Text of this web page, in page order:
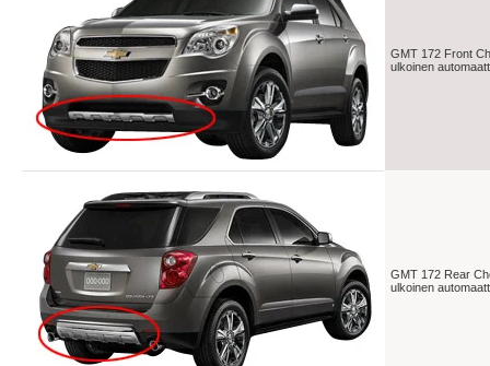
GMT 172 Front
ulkoinen
GMT 172 Rear
ulkoinen